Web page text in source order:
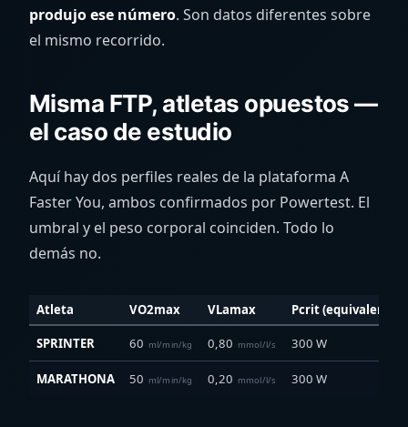
produjo ese número. Son datos diferentes sobre
el mismo recorrido.
Misma FTP, atletas opuestos —
el caso de estudio
Aquí hay dos perfiles reales de la plataforma A
Faster You, ambos confirmados por Powertest. El
umbral y el peso corporal coinciden. Todo lo
demás no.
Atleta VO2max VLamax Pcrit (equivalente
SPRINTER 60 ml/min/kg 0,80 mmol/l/s 300 W
MARATHONA 50 ml/min/kg 0,20 mmol/l/s 300 W